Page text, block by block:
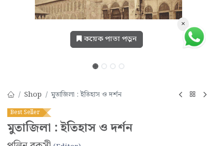
কয়েক পাতা পড়ুন
Shop মুতাজিলা : ইতিহাস ও দর্শন
Best Seller
মুতাজিলা : ইতিহাস ও দর্শন
×